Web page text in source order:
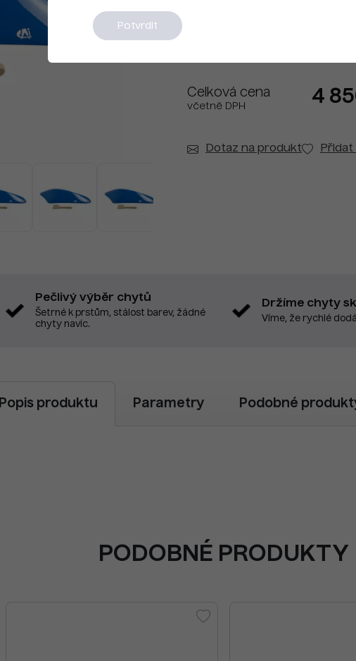
Celková cena
včetně DPH 4
Dotaz na produkt
Pečlivý výběr chytů
Šetrné k prstům, stálost barev, žádné
chyty navíc.
Držíme chyty
Víme, že rychlé
Popis produktu Parametry Podobné
PODOBNÉ PRODUKTY
Potvrdit